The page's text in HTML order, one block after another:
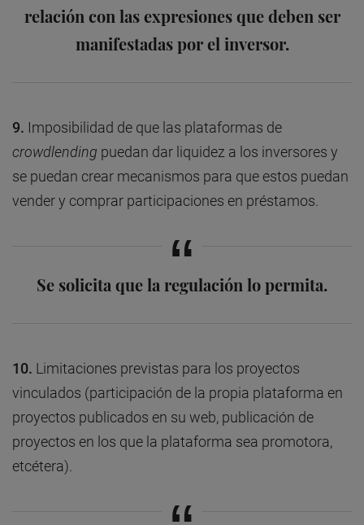
relación con las expresiones que deben ser
manifestadas por el inversor.
9. Imposibilidad de que las plataformas de
crowdlending puedan dar liquidez a los inversores y
se puedan crear mecanismos para que estos puedan
vender y comprar participaciones en préstamos.
Se solicita que la regulación lo permita.
10. Limitaciones previstas para los proyectos
vinculados (participación de la propia plataforma en
proyectos publicados en su web, publicación de
proyectos en los que la plataforma sea promotora,
etcétera).